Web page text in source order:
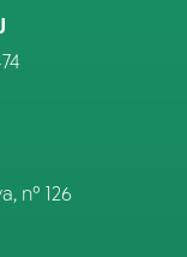
nº 126